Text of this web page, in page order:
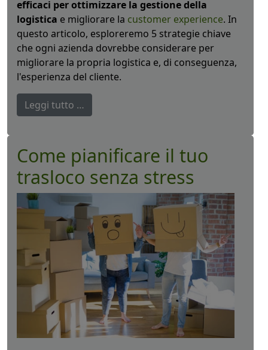
efficaci per ottimizzare la gestione della
logistica e migliorare la customer experience. In
questo articolo, esploreremo 5 strategie chiave
che ogni azienda dovrebbe considerare per
migliorare la propria logistica e, di conseguenza,
l'esperienza del cliente.
Leggi tutto …
Come pianificare il tuo
trasloco senza stress